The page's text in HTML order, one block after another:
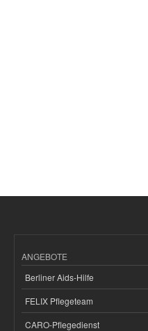
ANGEBOTE
Berliner Aids-Hilfe
FELIX Pflegeteam
CARO-Pflegedienst